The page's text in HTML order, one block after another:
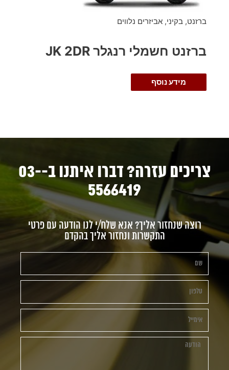
ברזנט, בקיני, אביזרים נלווים
ברזנט חשמלי רנגלר JK 2DR
מידע נוסף
צריכים עזרה? דברו איתנו ב-03-
5566419
רוצה שנחזור אליך? אנא שלח/י לנו הודעה עם פרטי
התקשרות ונחזור אליך בהקדם